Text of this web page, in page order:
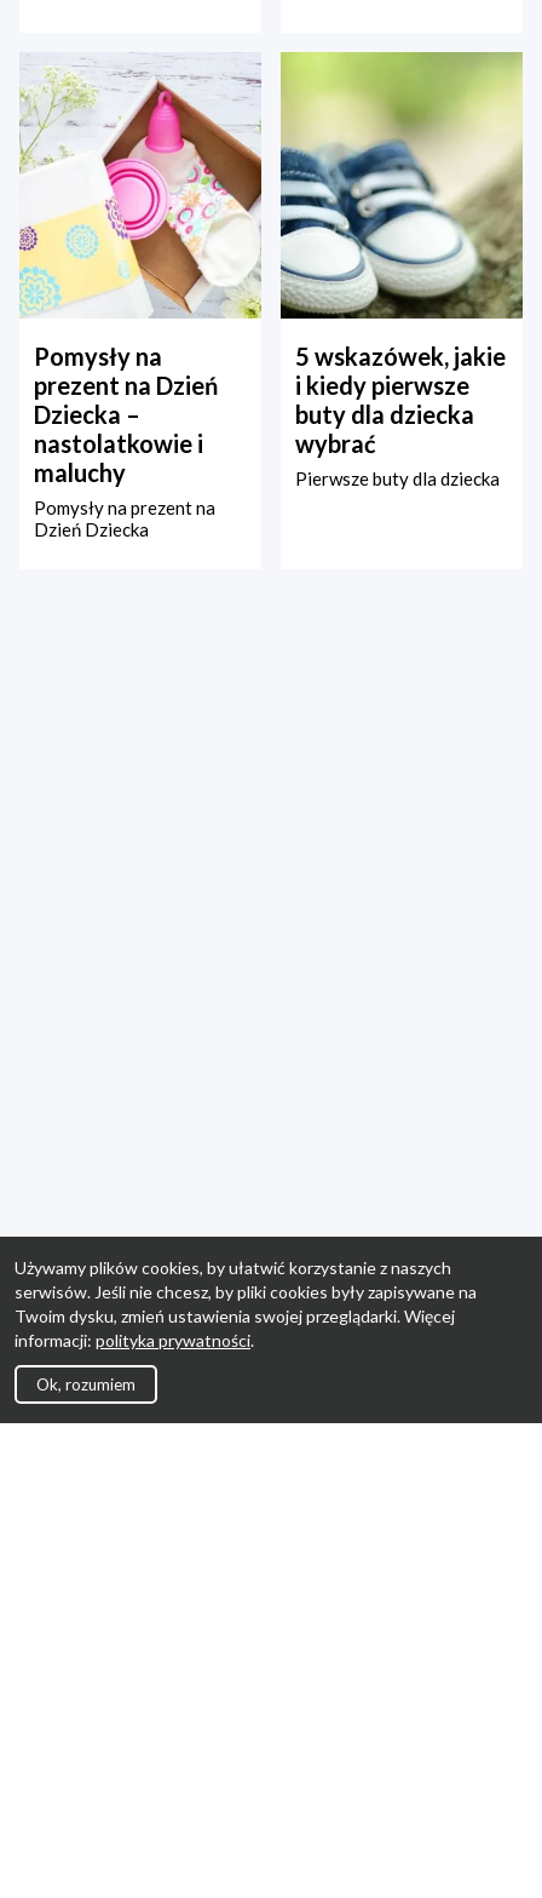
Pomysły na
prezent na Dzień
Dziecka –
nastolatkowie i
maluchy
Pomysły na prezent na
Dzień Dziecka
5 wskazówek, jakie
i kiedy pierwsze
buty dla dziecka
wybrać
Pierwsze buty dla dziecka
Używamy plików cookies, by ułatwić korzystanie z naszych
serwisów. Jeśli nie chcesz, by pliki cookies były zapisywane na
Twoim dysku, zmień ustawienia swojej przeglądarki. Więcej
informacji: polityka prywatności.
Ok, rozumiem